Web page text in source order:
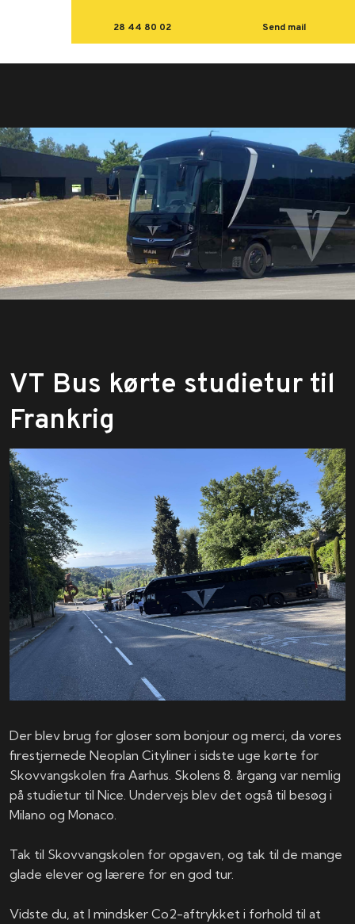
28 44 80 02 Send mail
​VT Bus kørte studietur til
Frankrig
Der blev brug for gloser som bonjour og merci, da vores
firestjernede Neoplan Cityliner i sidste uge kørte for
Skovvangskolen fra Aarhus. Skolens 8. årgang var nemlig
på studietur til Nice. Undervejs blev det også til besøg i
Milano og Monaco.
Tak til Skovvangskolen for opgaven, og tak til de mange
glade elever og lærere for en god tur.
Vidste du, at I mindsker Co2-aftrykket i forhold til at